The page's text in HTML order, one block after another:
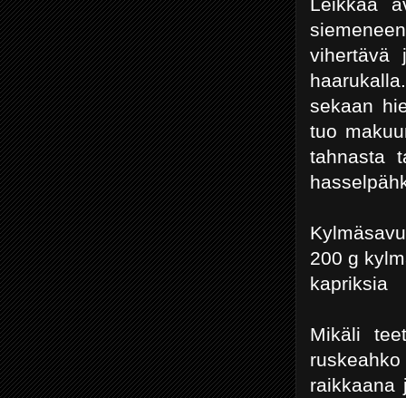
vihertävä
sekaan
tuo
tahnasta
200 g
kapriksia
Mikäli
raikkaana